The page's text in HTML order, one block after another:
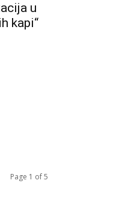
u
kapi“
Page 1 of 5